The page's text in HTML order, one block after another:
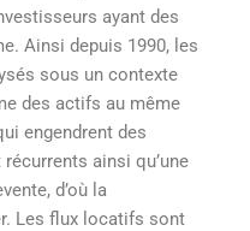
ayant des
Ainsi depuis 1990, les
sous un contexte
des actifs au même
engendrent des
ainsi qu’une
d’où la
Les flux locatifs sont